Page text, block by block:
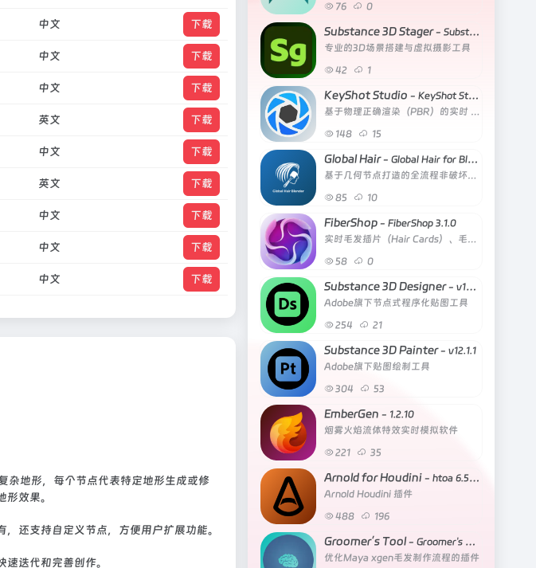
中文 下载
中文 下载
中文 下载
英文 下载
中文 下载
英文 下载
中文 下载
中文 下载
中文 下载
杂地形，每个节点代表特定地形生成或修
效果。
还支持自定义节点，方便用户扩展功能。
迭代和完善创作。
76
0
Substance 3D Stager- Substance 3D Stager v3.1.8
专业的3D场景搭建与虚拟摄影工具
42
1
KeyShot Studio - KeyShot Studio Enterprise 2026.2_15.1.1.5
基于物理正确渲染（PBR）的实时 3D 渲染软件
148
15
Global Hair- Global Hair for Blender 5.1
基于几何节点打造的全流程非破坏性发型解决方案
85
10
FiberShop - FiberShop 3.1.0
实时毛发插片（Hair Cards）、毛皮、草丝、织物纤维等基于发丝的纹理与面片资产
58
0
Substance 3D Designer- v16.0.3
Adobe旗下节点式程序化贴图工具
254
21
Substance 3D Painter- v12.1.1
Adobe旗下贴图绘制工具
304
53
EmberGen - 1.2.10
烟雾火焰流体特效实时模拟软件
221
35
Arnold for Houdini - htoa 6.5.3 for Houdini 20.0.896-22.0.387
Arnold Houdini 插件
488
196
Groomer’s Tool - Groomer's Tool V15.04.01 for Maya 2022-2027
优化Maya xgen毛发制作流程的插件